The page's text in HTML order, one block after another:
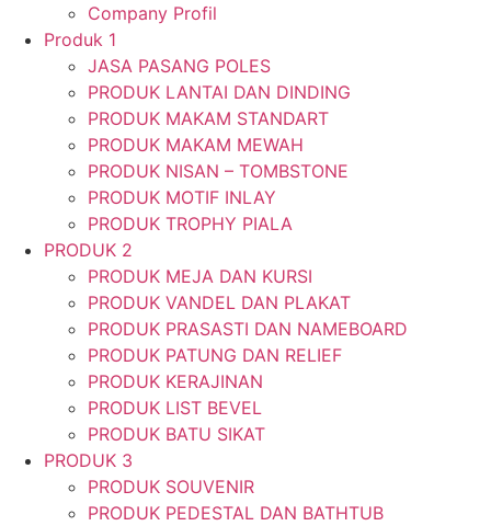
Company Profil
Produk 1
JASA PASANG POLES
PRODUK LANTAI DAN DINDING
PRODUK MAKAM STANDART
PRODUK MAKAM MEWAH
PRODUK NISAN – TOMBSTONE
PRODUK MOTIF INLAY
PRODUK TROPHY PIALA
PRODUK 2
PRODUK MEJA DAN KURSI
PRODUK VANDEL DAN PLAKAT
PRODUK PRASASTI DAN NAMEBOARD
PRODUK PATUNG DAN RELIEF
PRODUK KERAJINAN
PRODUK LIST BEVEL
PRODUK BATU SIKAT
PRODUK 3
PRODUK SOUVENIR
PRODUK PEDESTAL DAN BATHTUB